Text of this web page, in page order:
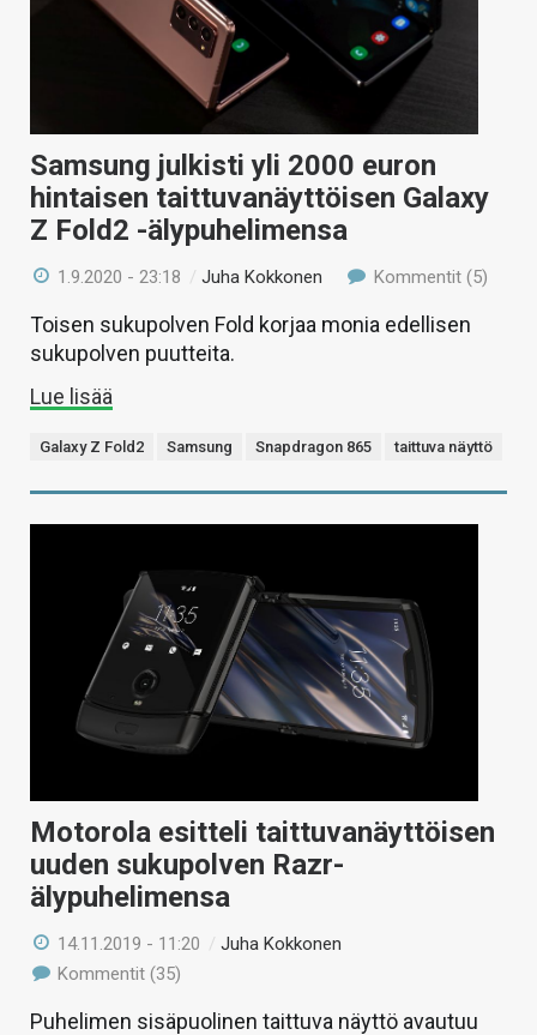
Samsung julkisti yli 2000 euron
hintaisen taittuvanäyttöisen Galaxy
Z Fold2 -älypuhelimensa
1.9.2020 - 23:18 /Juha Kokkonen Kommentit (5)
Toisen sukupolven Fold korjaa monia edellisen
sukupolven puutteita.
Lue lisää
Galaxy Z Fold2 Samsung Snapdragon 865 taittuva näyttö
Motorola esitteli taittuvanäyttöisen
uuden sukupolven Razr-
älypuhelimensa
14.11.2019 - 11:20 /Juha Kokkonen
Kommentit (35)
Puhelimen sisäpuolinen taittuva näyttö avautuu